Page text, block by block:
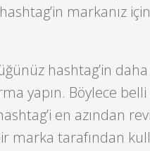
markanız
hashtag’in
yapın. Böylece
en azından
marka tarafından